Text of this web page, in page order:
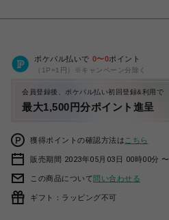
ポケパル払いで 0〜0ポイント
（1P=1円）※キャンペーン分除く
会員登録後、ポケパル払い初回登録&利用で
最大1,500円分ポイント進呈
獲得ポイントの確認方法は こちら
販売期間 2023年05月03日 00時00分 〜
この商品について問い合わせる
ギフト：ラッピング不可